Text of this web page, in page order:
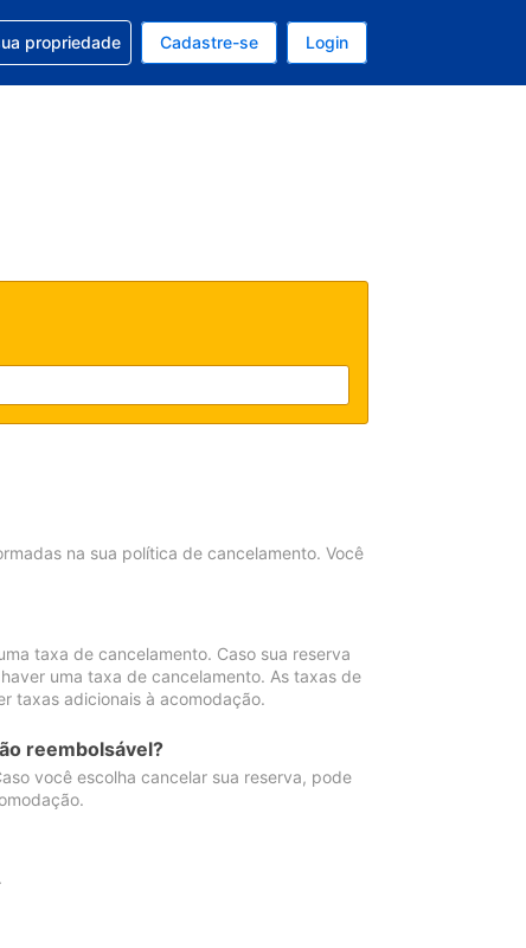
sua moeda é: Dólar americano
seu idioma é: Português (Brasil)
com sua reserva
propriedade Cadastre-se Login
na sua política de cancelamento. Você
taxa de cancelamento. Caso sua reserva
uma taxa de cancelamento. As taxas de
taxas adicionais à acomodação.
reembolsável?
você escolha cancelar sua reserva, pode